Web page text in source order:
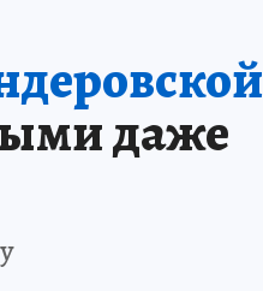
даже